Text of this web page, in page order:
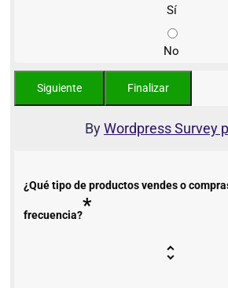
Sí
No
ByWordpress Survey
¿Qué tipo de productos vendes o
frecuencia?*